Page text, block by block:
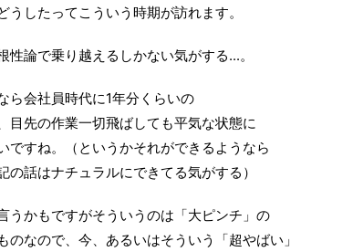
うしたってこういう時期が訪れます。
性論で乗り越えるしかない気がする...。
ら会社員時代に1年分くらいの
目先の作業一切飛ばしても平気な状態に
ですね。（というかそれができるようなら
の話はナチュラルにできてる気がする）
うかもですがそういうのは「大ピンチ」の
のなので、今、あるいはそういう「超やばい」